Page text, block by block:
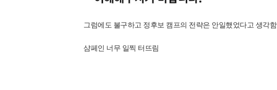
그럼에도 불구하고 정후보 캠프의 전략은 안일했었다고 생각함
샴페인 너무 일찍 터뜨림